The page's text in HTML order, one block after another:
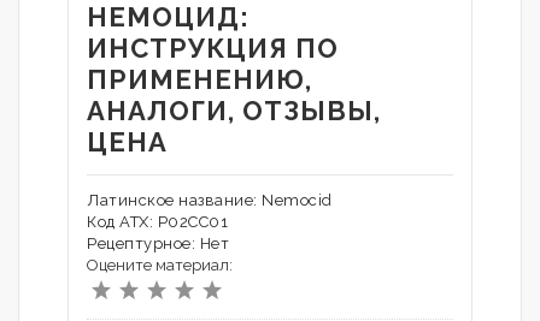
НЕМОЦИД:
ИНСТРУКЦИЯ ПО
ПРИМЕНЕНИЮ,
АНАЛОГИ, ОТЗЫВЫ,
ЦЕНА
Латинское название: Nemocid
Код АТХ: P02CC01
Рецептурное: Нет
Оцените материал: